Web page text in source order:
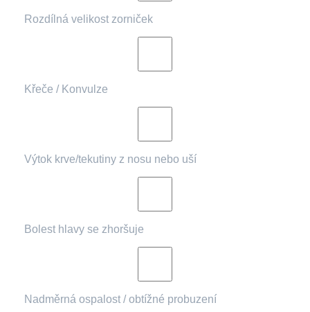
Rozdílná velikost zorniček
Křeče / Konvulze
Výtok krve/tekutiny z nosu nebo uší
Bolest hlavy se zhoršuje
Nadměrná ospalost / obtížné probuzení